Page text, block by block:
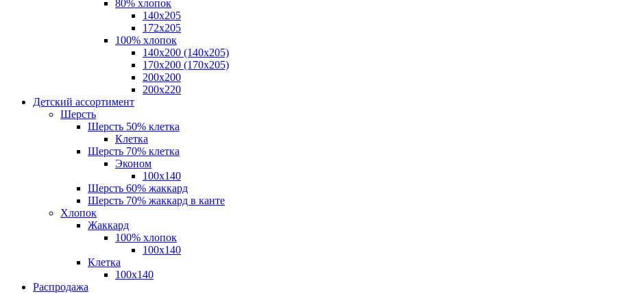
80% хлопок
140x205
172х205
100% хлопок
140x200 (140х205)
170x200 (170х205)
200х200
200х220
Детский ассортимент
Шерсть
Шерсть 50% клетка
Клетка
Шерсть 70% клетка
Эконом
100x140
Шерсть 60% жаккард
Шерсть 70% жаккард в канте
Хлопок
Жаккард
100% хлопок
100x140
Клетка
100х140
Распродажа